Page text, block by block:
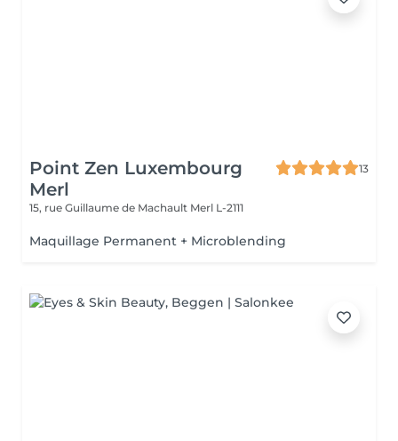
Point Zen Luxembourg
Merl
13
15, rue Guillaume de Machault Merl L-2111
Maquillage Permanent + Microblending